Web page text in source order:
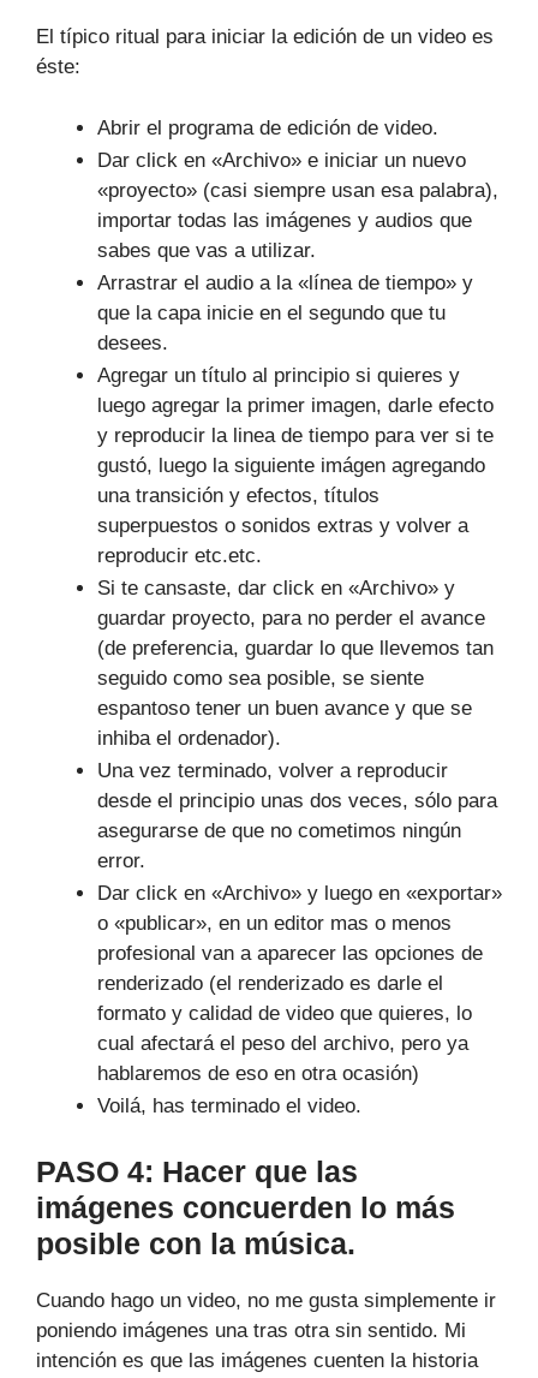
El típico ritual para iniciar la edición de un video es
éste:
Abrir el programa de edición de video.
Dar click en «Archivo» e iniciar un nuevo
«proyecto» (casi siempre usan esa palabra),
importar todas las imágenes y audios que
sabes que vas a utilizar.
Arrastrar el audio a la «línea de tiempo» y
que la capa inicie en el segundo que tu
desees.
Agregar un título al principio si quieres y
luego agregar la primer imagen, darle efecto
y reproducir la linea de tiempo para ver si te
gustó, luego la siguiente imágen agregando
una transición y efectos, títulos
superpuestos o sonidos extras y volver a
reproducir etc.etc.
Si te cansaste, dar click en «Archivo» y
guardar proyecto, para no perder el avance
(de preferencia, guardar lo que llevemos tan
seguido como sea posible, se siente
espantoso tener un buen avance y que se
inhiba el ordenador).
Una vez terminado, volver a reproducir
desde el principio unas dos veces, sólo para
asegurarse de que no cometimos ningún
error.
Dar click en «Archivo» y luego en «exportar»
o «publicar», en un editor mas o menos
profesional van a aparecer las opciones de
renderizado (el renderizado es darle el
formato y calidad de video que quieres, lo
cual afectará el peso del archivo, pero ya
hablaremos de eso en otra ocasión)
Voilá, has terminado el video.
PASO 4: Hacer que las
imágenes concuerden lo más
posible con la música.
Cuando hago un video, no me gusta simplemente ir
poniendo imágenes una tras otra sin sentido. Mi
intención es que las imágenes cuenten la historia